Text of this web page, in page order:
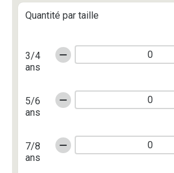
Quantité par taille
3/4
ans
5/6
ans
7/8
ans